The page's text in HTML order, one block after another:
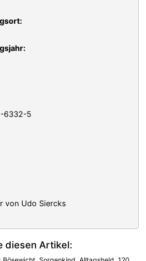
6332-5
diesen Artikel: